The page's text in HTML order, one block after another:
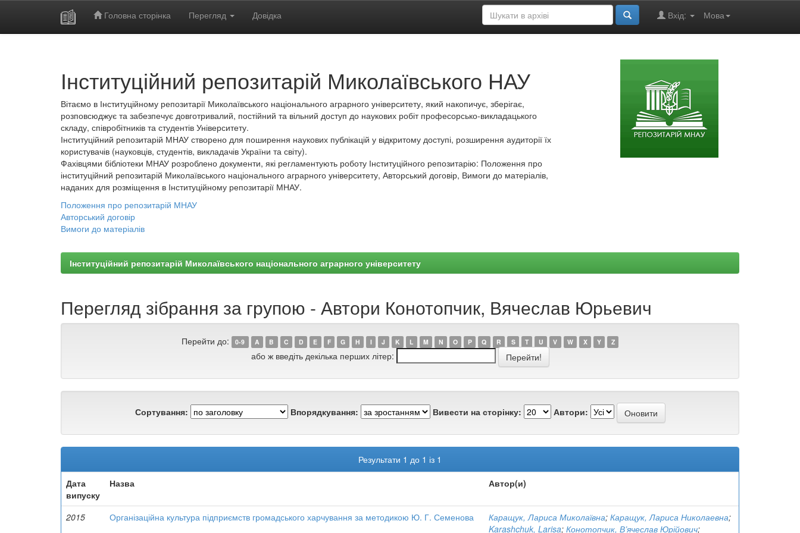
Головна сторінка Перегляд Довідка Мова
Вхід:
Інституційний репозитарій Миколаївського НАУ
Вітаємо в Інституційному репозитарії Миколаївського національного аграрного університету, який накопичує, зберігає,
розповсюджує та забезпечує довготривалий, постійний та вільний доступ до наукових робіт професорсько-викладацького
складу, співробітників та студентів Університету.
Інституційний репозитарій МНАУ створено для поширення наукових публікацій у відкритому доступі, розширення аудиторії їх
користувачів (науковців, студентів, викладачів України та світу).
Фахівцями бібліотеки МНАУ розроблено документи, які регламентують роботу Інституційного репозитарію: Положення про
інституційний репозитарій Миколаївського національного аграрного університету, Авторський договір, Вимоги до матеріалів,
наданих для розміщення в Інституційному репозитарії МНАУ.
Положення про репозитарій МНАУ
Авторський договір
Вимоги до матеріалів
Інституційний репозитарій Миколаївського національного аграрного університету
Перегляд зібрання за групою - Автори Конотопчик, Вячеслав Юрьевич
Перейти до: 0-9 A B C D E F G H I J K L M N O P Q R S T U V W X Y Z
або ж введіть декілька перших літер:
Сортування: Впорядкування: Вивести на сторінку: Автори:
Результати 1 до 1 із 1
Дата
випуску
Назва Автор(и)
2015 Організаційна культура підприємств громадського харчування за методикою Ю. Г. Семенова Каращук, Лариса Миколаївна; Каращук, Лариса Николаевна;
Karashchuk, Larisa; Конотопчик, В’ячеслав Юрійович;